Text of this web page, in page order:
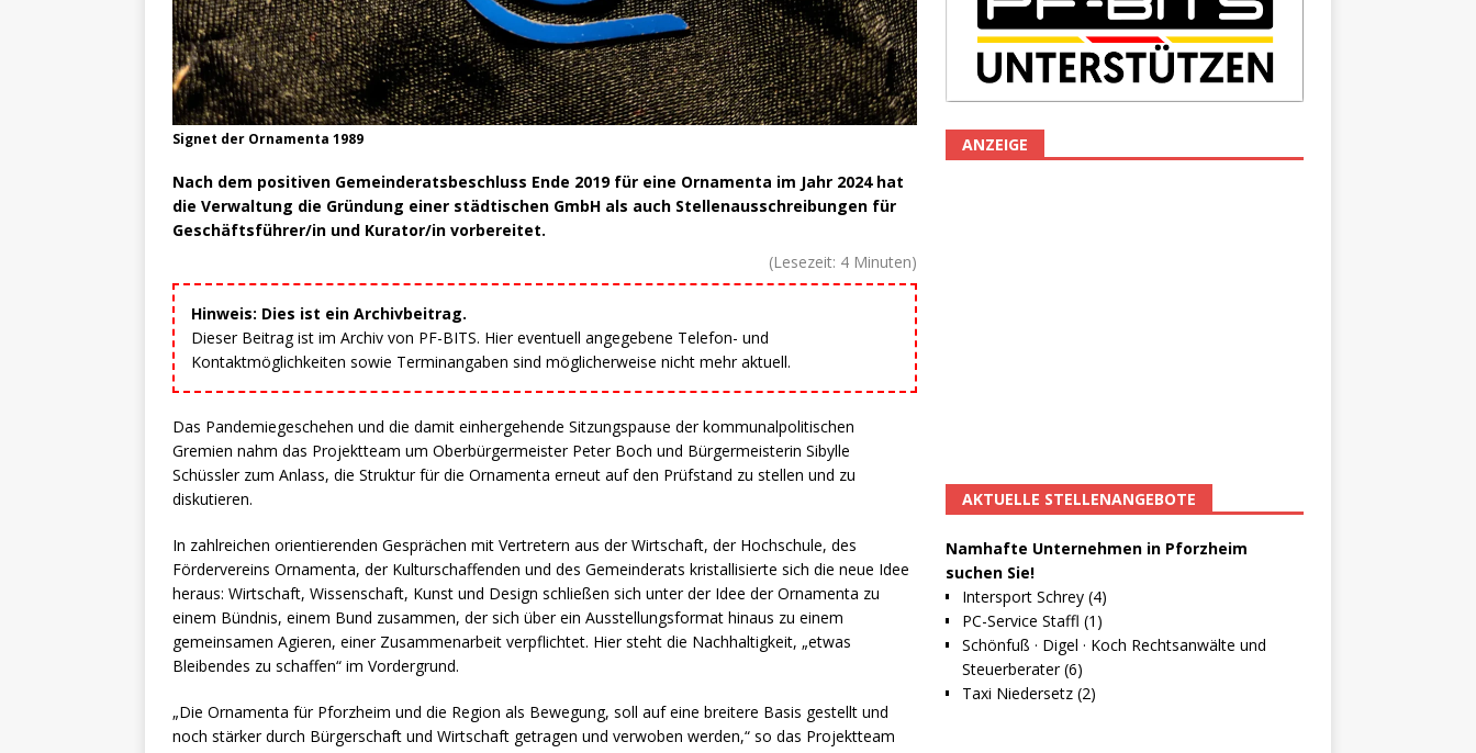
Signet der Ornamenta 1989
Nach dem positiven Gemeinderatsbeschluss Ende 2019 für eine Ornamenta im Jahr 2024 hat
die Verwaltung die Gründung einer städtischen GmbH als auch Stellenausschreibungen für
Geschäftsführer/in und Kurator/in vorbereitet.
(Lesezeit: 4 Minuten)
Hinweis: Dies ist ein Archivbeitrag.
Dieser Beitrag ist im Archiv von PF-BITS. Hier eventuell angegebene Telefon- und
Kontaktmöglichkeiten sowie Terminangaben sind möglicherweise nicht mehr aktuell.
Das Pandemiegeschehen und die damit einhergehende Sitzungspause der kommunalpolitischen
Gremien nahm das Projektteam um Oberbürgermeister Peter Boch und Bürgermeisterin Sibylle
Schüssler zum Anlass, die Struktur für die Ornamenta erneut auf den Prüfstand zu stellen und zu
diskutieren.
In zahlreichen orientierenden Gesprächen mit Vertretern aus der Wirtschaft, der Hochschule, des
Fördervereins Ornamenta, der Kulturschaffenden und des Gemeinderats kristallisierte sich die neue Idee
heraus: Wirtschaft, Wissenschaft, Kunst und Design schließen sich unter der Idee der Ornamenta zu
einem Bündnis, einem Bund zusammen, der sich über ein Ausstellungsformat hinaus zu einem
gemeinsamen Agieren, einer Zusammenarbeit verpflichtet. Hier steht die Nachhaltigkeit, „etwas
Bleibendes zu schaffen“ im Vordergrund.
„Die Ornamenta für Pforzheim und die Region als Bewegung, soll auf eine breitere Basis gestellt und
noch stärker durch Bürgerschaft und Wirtschaft getragen und verwoben werden,“ so das Projektteam
ANZEIGE
AKTUELLE STELLENANGEBOTE
Namhafte Unternehmen in Pforzheim
suchen Sie!
Intersport Schrey (4)
PC-Service Staffl (1)
Schönfuß · Digel · Koch Rechtsanwälte und
Steuerberater (6)
Taxi Niedersetz (2)